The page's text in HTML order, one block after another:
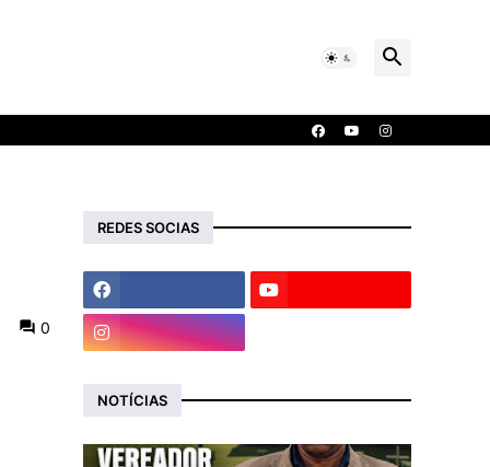
0
REDES SOCIAS
NOTÍCIAS